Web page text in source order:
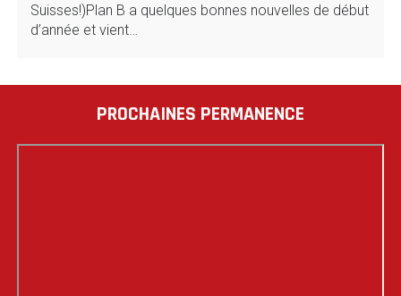
Suisses!)Plan B a quelques bonnes nouvelles de début
d’année et vient…
PROCHAINES PERMANENCE